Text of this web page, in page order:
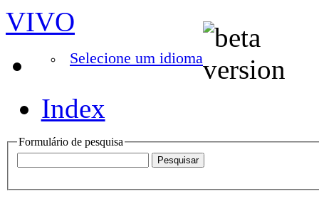
VIVO
Selecione um idioma
Index
Formulário de pesquisa